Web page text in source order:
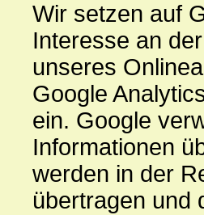
Wir setzen auf
Interesse an
unseres
Google
ein. Google
Informationen
werden in der
übertragen und